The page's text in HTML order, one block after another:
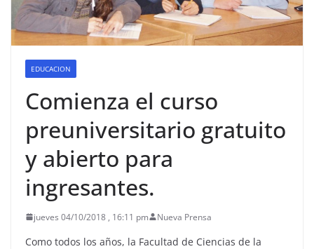
EDUCACION
Comienza el curso
preuniversitario gratuito
y abierto para
ingresantes.
jueves 04/10/2018 , 16:11 pm Nueva Prensa
Como todos los años, la Facultad de Ciencias de la